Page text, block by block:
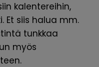
kalentereihin,
Et siis halua mm.
tunkkaa
myös